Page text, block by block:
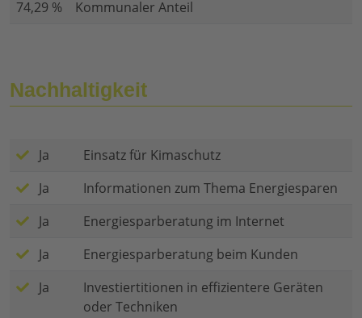
74,29 %
Kommunaler Anteil
Nachhaltigkeit
Ja
Einsatz für Kimaschutz
Ja
Informationen zum Thema Energiesparen
Ja
Energiesparberatung im Internet
Ja
Energiesparberatung beim Kunden
Ja
Investiertitionen in effizientere Geräten
oder Techniken